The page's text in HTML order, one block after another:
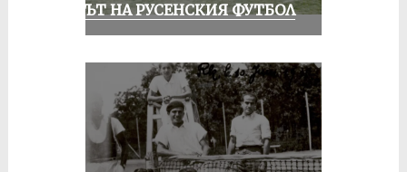
ВЕКЪТ НА РУСЕНСКИЯ ФУТБОЛ